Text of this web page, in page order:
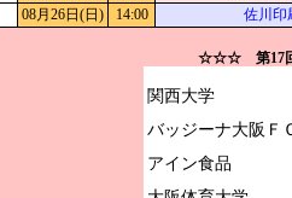
08月26日(日) 14:00 佐川印
☆☆☆ 第17
関西大学
バッジーナ大阪Ｆ
アイン食品